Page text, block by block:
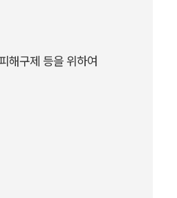
해구제 등을 위하여